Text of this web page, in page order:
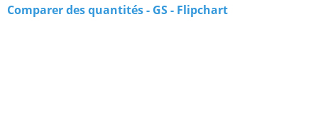
Comparer des quantités - GS - Flipchart